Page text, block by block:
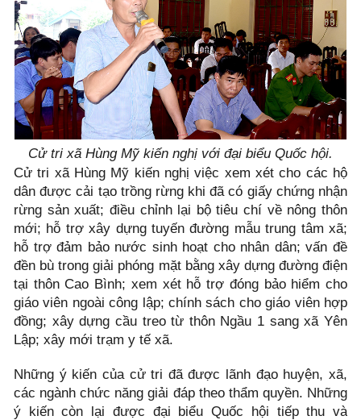
Cử tri xã Hùng Mỹ kiến nghị với đại biểu Quốc hội.
Cử tri xã Hùng Mỹ kiến nghị việc xem xét cho các hộ
dân được cải tạo trồng rừng khi đã có giấy chứng nhận
rừng sản xuất; điều chỉnh lại bộ tiêu chí về nông thôn
mới; hỗ trợ xây dựng tuyến đường mẫu trung tâm xã;
hỗ trợ đảm bảo nước sinh hoạt cho nhân dân; vấn đề
đền bù trong giải phóng mặt bằng xây dựng đường điện
tại thôn Cao Bình; xem xét hỗ trợ đóng bảo hiểm cho
giáo viên ngoài công lập; chính sách cho giáo viên hợp
đồng; xây dựng cầu treo từ thôn Ngầu 1 sang xã Yên
Lập; xây mới trạm y tế xã.
Những ý kiến của cử tri đã được lãnh đạo huyện, xã,
các ngành chức năng giải đáp theo thẩm quyền. Những
ý kiến còn lại được đại biểu Quốc hội tiếp thu và